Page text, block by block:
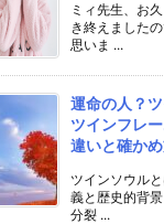
ミィ先生、お
き終えました
思いま ...
運命の人？
ツインフレ
違いと確か
ツインソウル
義と歴史的背
分裂 ...